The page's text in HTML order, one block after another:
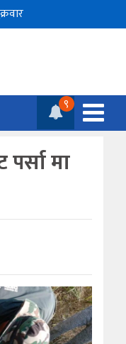
९
मा